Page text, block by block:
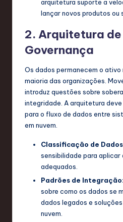
arquitetura suporte a
lançar novos produtos ou
2. Arquitetura de
Governança
Os dados permanecem o
maioria das organizações.
introduz questões sobre
integridade. A arquitetura
para o fluxo de dados entre
em nuvem.
Classificação de
sensibilidade para
adequados.
Padrões de Integração:
sobre como os dados se
dados legados e
nuvem.